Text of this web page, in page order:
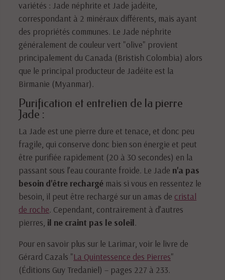
variétés : Jade néphrite et Jade jadéite,
correspondant à 2 minéraux différents, mais ayant
des propriétés communes. Le Jade néphrite
généralement de couleur vert "olive" provient
principalement du Canada (Bristish Colombia) alors
que le principal producteur de Jadéite est la
Birmanie (Myanmar).
Purification et entretien de la pierre
Jade :
La Jade est une pierre dure et tenace, et donc peu
fragile, qui conserve donc bien son énergie et peut
être purifiée rapidement (20 à 30 secondes) en la
passant sous l’eau courante froide. Le Jade n'a pas
besoin d'être rechargé mais si vous en ressentez le
besoin, il peut être rechargé sur un amas de cristal
de roche. Cependant, contrairement à d’autres
pierres, il ne craint pas le soleil.
Pour en savoir plus sur le Larimar, voir le livre de
Gérard Cazals "La Quintessence des Pierres"
(Éditions Guy Tredaniel) – pages 227 à 233.